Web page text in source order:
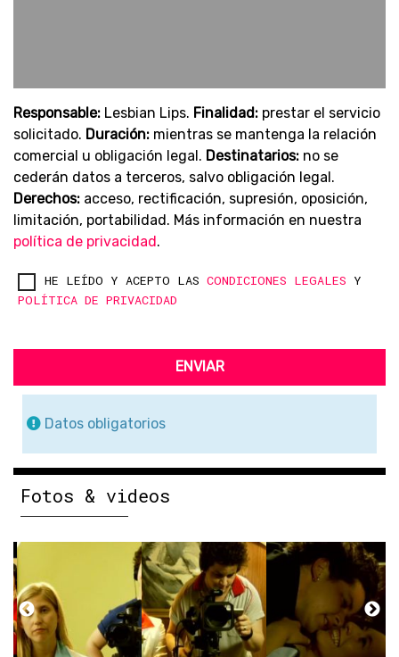
Responsable: Lesbian Lips. Finalidad: prestar el servicio
solicitado. Duración: mientras se mantenga la relación
comercial u obligación legal. Destinatarios: no se
cederán datos a terceros, salvo obligación legal.
Derechos: acceso, rectificación, supresión, oposición,
limitación, portabilidad. Más información en nuestra
política de privacidad .
HE LEÍDO Y ACEPTO LAS CONDICIONES LEGALES Y
POLÍTICA DE PRIVACIDAD
ENVIAR
Datos obligatorios
Fotos & videos